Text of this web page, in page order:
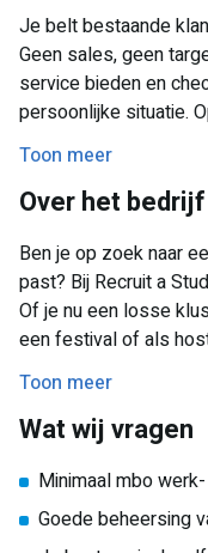
Je belt bestaande
Geen sales, geen
service bieden en
persoonlijke situatie.
afspraak in met hun
Je werkt met een
door onze
mogelijkheid tot
maandag tot en met
op vrijdag tussen
minimaal 3 uur
maximaal 6 uur per
Toon meer
Over het bedrijf
Ben je op zoek naar
past? Bij Recruit a
Of je nu een losse
een festival of als
zoekt die aansluit bij
met je mee. Via ons
je uit een breed
ervaring opdoet voor
of alvast een
zorgen ervoor dat je
Toon meer
Wat wij vragen
Minimaal mbo
Goede beheersing